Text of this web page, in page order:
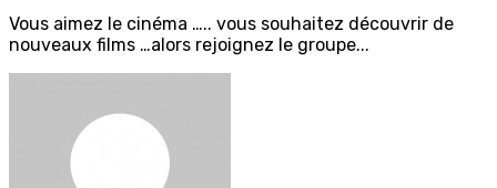
Vous aimez le cinéma ….. vous souhaitez découvrir de
nouveaux films …alors rejoignez le groupe...